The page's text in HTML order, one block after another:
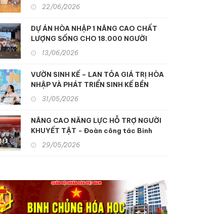
nhằn, xoa dịu nỗi đau da cam
22/06/2026
DỰ ÁN HÒA NHẬP 1 NÂNG CAO CHẤT
LƯỢNG SỐNG CHO 18.000 NGƯỜI
KHUYẾT TẬT MIỀN TRUNG
13/06/2026
VƯỜN SINH KẾ – LAN TỎA GIÁ TRỊ HÒA
NHẬP VÀ PHÁT TRIỂN SINH KẾ BỀN
VỮNG
31/05/2026
NÂNG CAO NĂNG LỰC HỖ TRỢ NGƯỜI
KHUYẾT TẬT - Đoàn công tác Binh
chủng Hóa học tham quan, học tập kinh
nghiệm hỗ trợ người khuyết tật và nạn
29/05/2026